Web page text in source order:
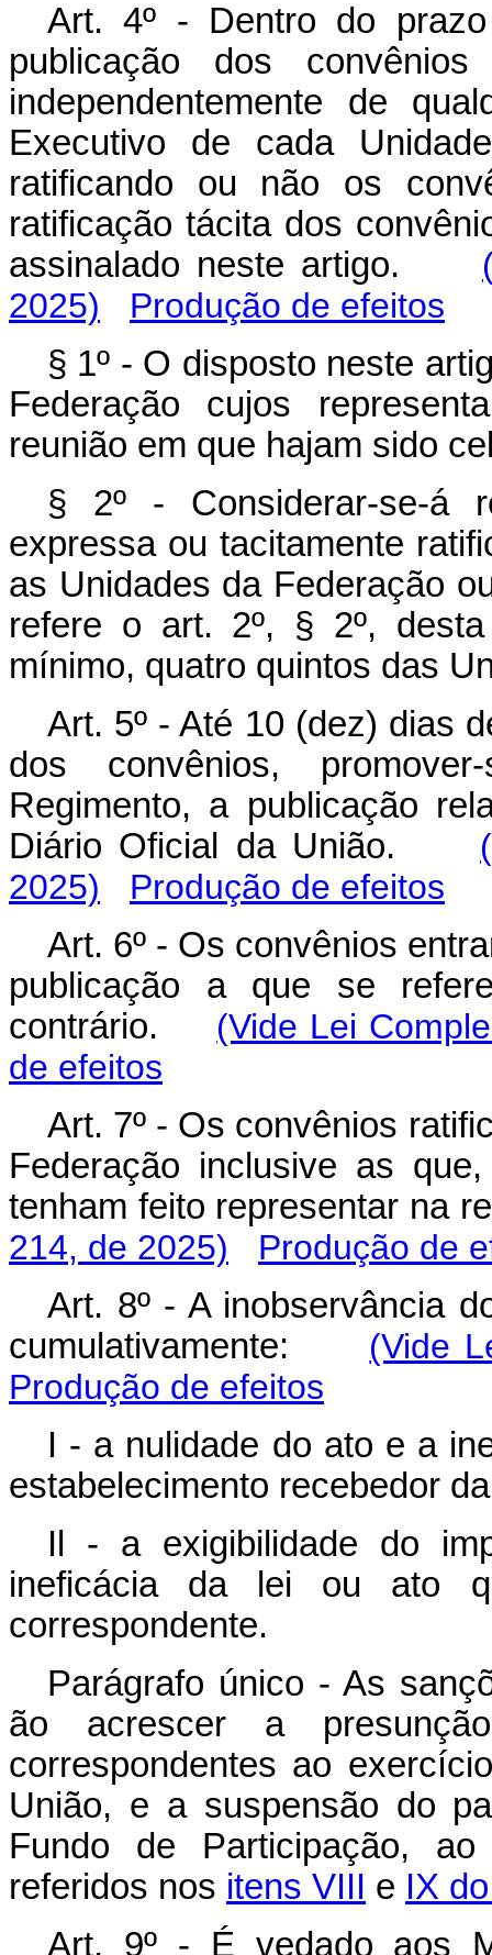
Art. 4º - Dentro do
publicação dos
independentemente de
Executivo de cada
ratificando ou não os
ratificação tácita dos
assinalado neste artigo.
2025)
Produção de efeitos
§ 1º - O disposto neste
Federação cujos
reunião em que hajam sido
§ 2º - Considerar-se-á
expressa ou tacitamente
as Unidades da Federação
refere o art. 2º, § 2º,
mínimo, quatro quintos das
Art. 5º - Até 10 (dez) dias
dos convênios,
Regimento, a publicação
Diário Oficial da União.
2025)
Produção de efeitos
Art. 6º - Os convênios
publicação a que se
contrário. (Vide Lei
de efeitos
Art. 7º - Os convênios
Federação inclusive as
tenham feito representar
214, de 2025)
Produção de
Art. 8º - A inobservância
cumulativamente: (Vide
Produção de efeitos
I - a nulidade do ato e a
estabelecimento recebedor
Il - a exigibilidade do
ineficácia da lei ou ato
correspondente.
Parágrafo único - As
ão acrescer a
correspondentes ao
União, e a suspensão do
Fundo de Participação,
referidos nos itens VIII e IX
Art. 9º - É vedado aos